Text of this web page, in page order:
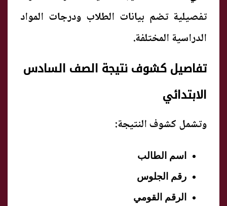
تفصيلية تضم بيانات الطلاب ودرجات المواد
الدراسية المختلفة.
تفاصيل كشوف نتيجة الصف السادس
الابتدائي
وتشمل كشوف النتيجة:
اسم الطالب
رقم الجلوس
الرقم القومي